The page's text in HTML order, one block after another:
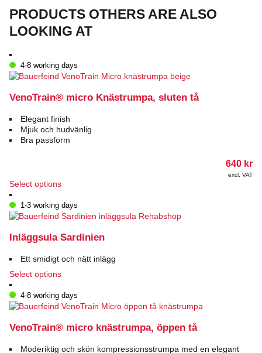
PRODUCTS OTHERS ARE ALSO
LOOKING AT
4-8 working days
VenoTrain® micro Knästrumpa, sluten tå
Elegant finish
Mjuk och hudvänlig
Bra passform
640 kr
excl. VAT
Select optionsThis
has
multiple
The
may
chosen
the
product
1-3 working days
Inläggsula Sardinien
Ett smidigt och nätt inlägg
Select optionsThis
has
multiple
The
may
4-8 working days
VenoTrain® micro knästrumpa, öppen tå
Moderiktig och skön kompressionsstrumpa med en elegant